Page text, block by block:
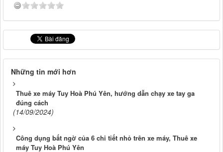
Những tin mới hơn
Thuê xe máy Tuy Hoà Phú Yên, hướng dẫn chạy xe tay ga
đúng cách
(14/09/2024)
Công dụng bất ngờ của 6 chi tiết nhỏ trên xe máy, Thuê xe
máy Tuy Hoà Phú Yên